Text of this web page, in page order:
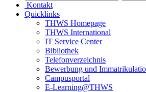
Kontakt
Quicklinks
THWS Homepage
THWS International
IT Service Center
Bibliothek
Telefonverzeichnis
Bewerbung und
Campusportal
E-Learning@THWS